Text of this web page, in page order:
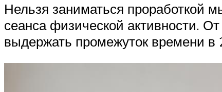
Нельзя заниматься проработкой
сеанса физической активности.
выдержать промежуток времени в